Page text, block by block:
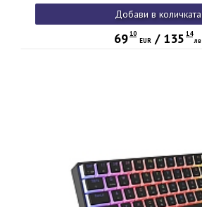
Добави в количката
6910
EUR
/ 135 14
лв